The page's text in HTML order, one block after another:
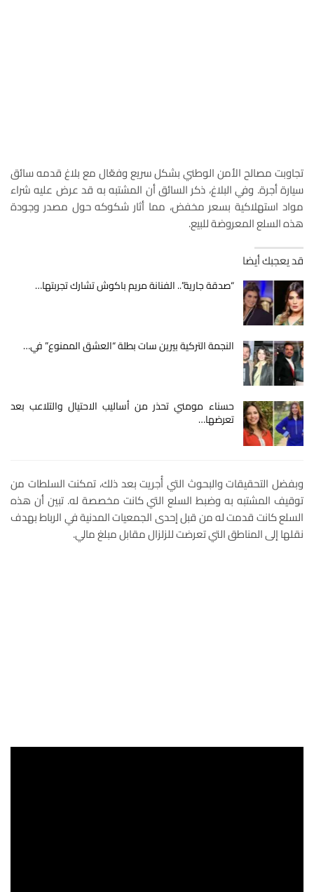
تجاوبت مصالح الأمن الوطني بشكل سريع وفعّال مع بلاغ قدمه سائق
سيارة أجرة. وفي البلاغ، ذكر السائق أن المشتبه به قد عرض عليه شراء
مواد استهلاكية بسعر مخفض، مما أثار شكوكه حول مصدر وجودة
هذه السلع المعروضة للبيع.
قد يعجبك أيضا
“صدقة جارية”.. الفنانة مريم باكوش تشارك تجربتها…
النجمة التركية بيرين سات بطلة “العشق الممنوع” في…
حسناء مومني تحذر من أساليب الاحتيال والتلاعب بعد
تعرضها…
وبفضل التحقيقات والبحوث التي أُجريت بعد ذلك، تمكنت السلطات من
توقيف المشتبه به وضبط السلع التي كانت مخصصة له. تبين أن هذه
السلع كانت قدمت له من قبل إحدى الجمعيات المدنية في الرباط بهدف
نقلها إلى المناطق التي تعرضت للزلزال مقابل مبلغ مالي.